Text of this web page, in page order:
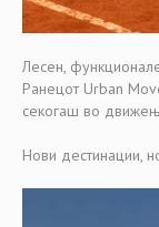
Лесен,
Ранецот Urban
секогаш во
Нови дестинации,